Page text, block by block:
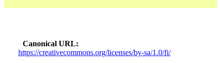
Canonical URL
https://creativecommons.org/licenses/by-sa/1.0/fi/